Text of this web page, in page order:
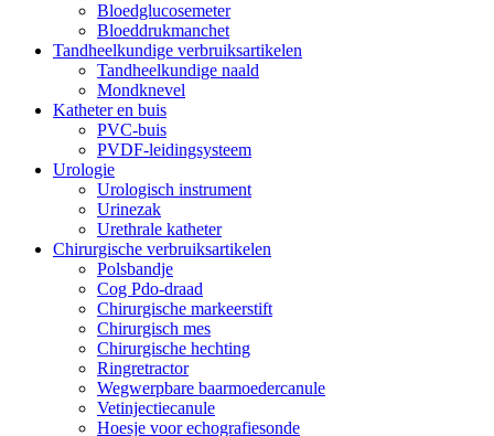
Bloedglucosemeter
Bloeddrukmanchet
Tandheelkundige verbruiksartikelen
Tandheelkundige naald
Mondknevel
Katheter en buis
PVC-buis
PVDF-leidingsysteem
Urologie
Urologisch instrument
Urinezak
Urethrale katheter
Chirurgische verbruiksartikelen
Polsbandje
Cog Pdo-draad
Chirurgische markeerstift
Chirurgisch mes
Chirurgische hechting
Ringretractor
Wegwerpbare baarmoedercanule
Vetinjectiecanule
Hoesje voor echografiesonde